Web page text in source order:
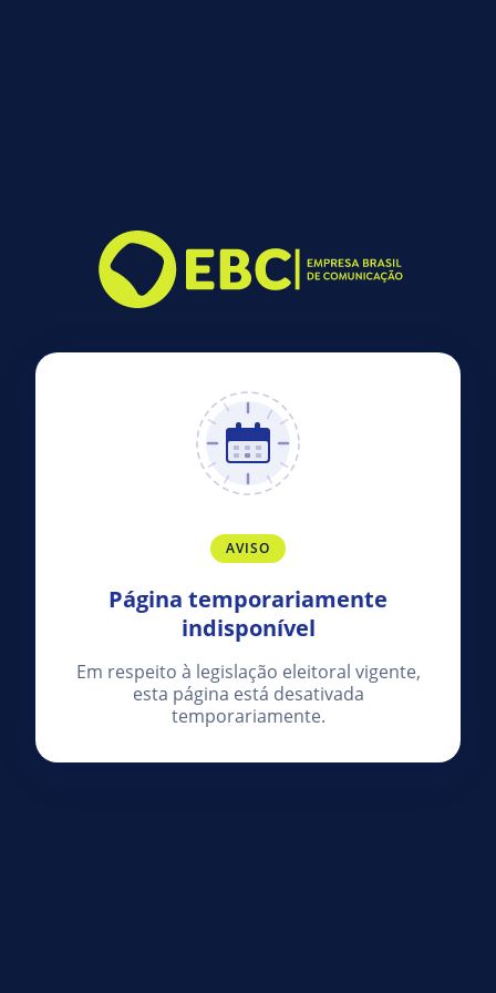
AVISO
Página temporariamente
indisponível
Em respeito à legislação eleitoral vigente,
esta página está desativada
temporariamente.